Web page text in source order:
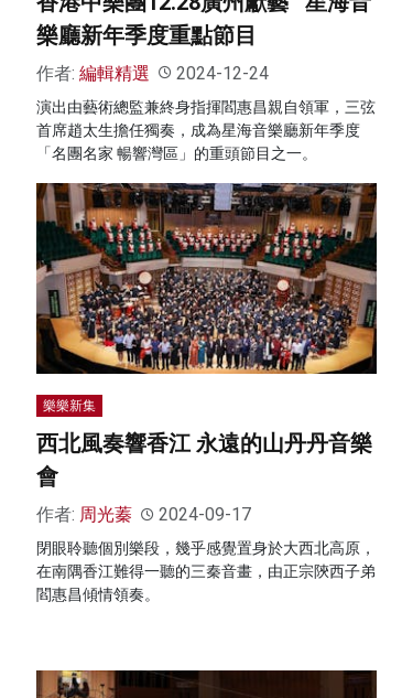
樂廳新年季度重點節目
作者: 編輯精選 2024-12-24
演出由藝術總監兼終身指揮閻惠昌親自領軍，三弦
首席趙太生擔任獨奏，成為星海音樂廳新年季度
「名團名家 暢響灣區」的重頭節目之一。
樂樂新集
西北風奏響香江 永遠的山丹丹音樂
會
作者: 周光蓁 2024-09-17
閉眼聆聽個別樂段，幾乎感覺置身於大西北高原，
在南隅香江難得一聽的三秦音畫，由正宗陝西子弟
閻惠昌傾情領奏。